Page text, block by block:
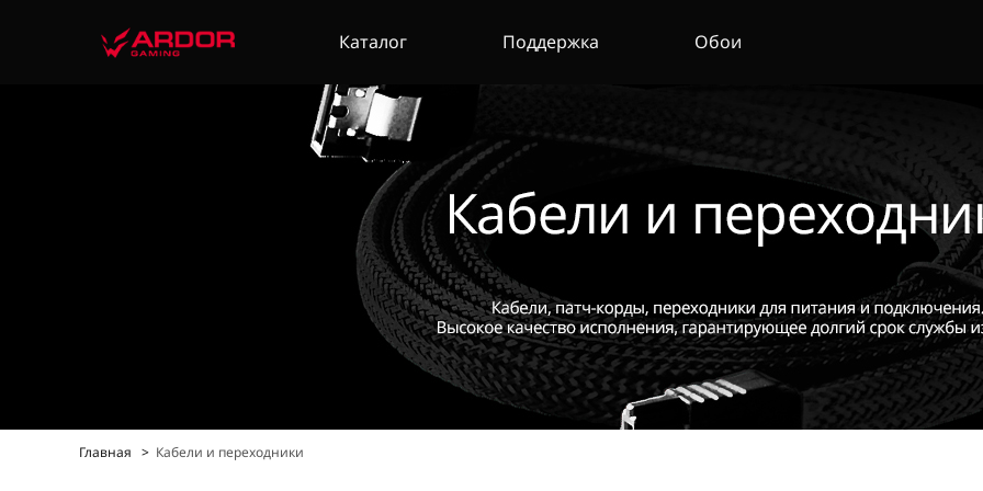
Каталог Поддержка Обои
Главная Кабели и переходники